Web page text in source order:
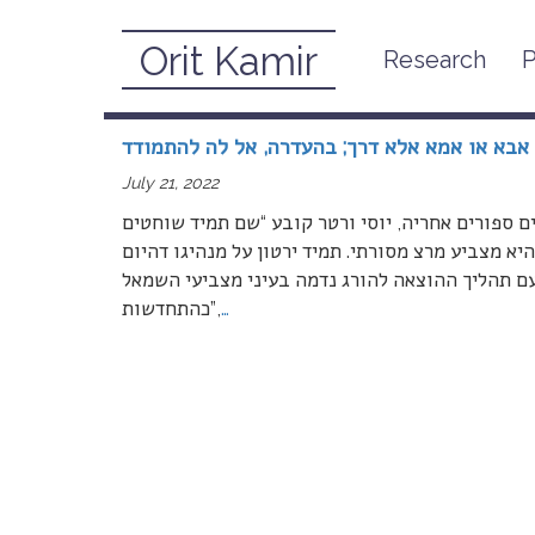
Orit Kamir Research
July, 2022
או אמא אלא דרך; בהעדרה, אל לה להתמודד
July 21, 2022
ספורים אחריה, יוסי ורטר קובע “שם תמיד שוחטים
מצביע מרצ מסורתי. תמיד ירטון על מנהיגו דהיום
תהליך ההוצאה להורג נדמה בעיני מצביעי השמאל
כהתחדשות”,…